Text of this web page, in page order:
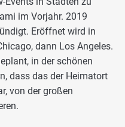
im Vorjahr. 2019
Eröffnet wird in
dann Los Angeles.
in der schönen
dass das der Heimatort
von der großen